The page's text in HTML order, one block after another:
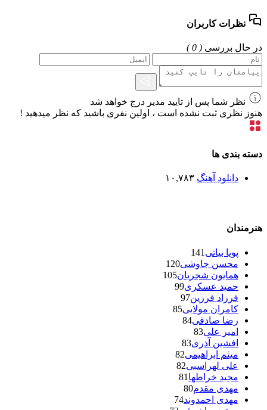
نظرات کاربران
در حال بررسی ( 0 )
نظر شما پس از تایید مدیر درج خواهد شد
هنوز نظری ثبت نشده است ، اولین نفری باشید که نظر میدهید !
دسته بندی ها
دانلود آهنگ ۱۰,۷۸۳
هنرمندان
پویا بیاتی 141
محسن چاوشی120
همایون شجریان105
حمید عسکری99
فرزاد فرزین97
کامران مولایی85
رضا صادقی84
امیر علی83
افشین آذری83
میثم ابراهیمی82
علی لهراسبی82
مجید خراطها 81
مهدی مقدم80
مهدی احمدوند74